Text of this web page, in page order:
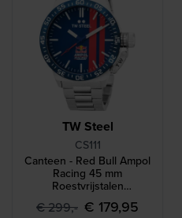
TW Steel
CS111
Canteen - Red Bull Ampol
Racing 45 mm
Roestvrijstalen
herenhorloge
€ 299,- € 179,95